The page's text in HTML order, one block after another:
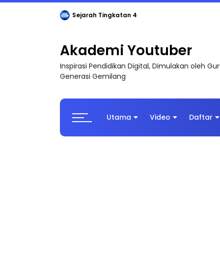
Sejarah Tingkatan 4
Akademi Youtuber
Inspirasi Pendidikan Digital, Dimulakan oleh
Generasi Gemilang
Utama Video Daftar